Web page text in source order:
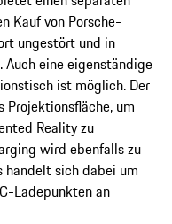
Kauf von Porsche-
ungestört und in
eine eigenständige
ist möglich. Der
um
Reality zu
wird ebenfalls zu
sich dabei um
Ladepunkten an